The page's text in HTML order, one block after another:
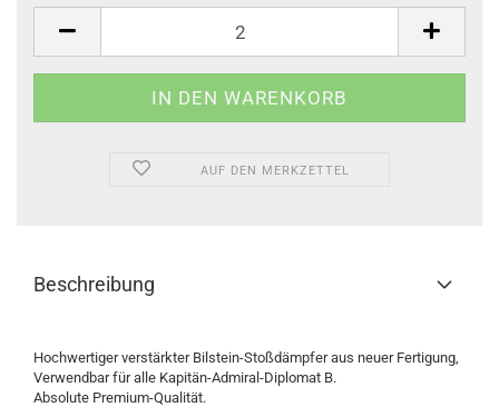
AUF DEN MERKZETTEL
Beschreibung
Hochwertiger verstärkter Bilstein-Stoßdämpfer aus neuer Fertigung,
Verwendbar für alle Kapitän-Admiral-Diplomat B.
Absolute Premium-Qualität.